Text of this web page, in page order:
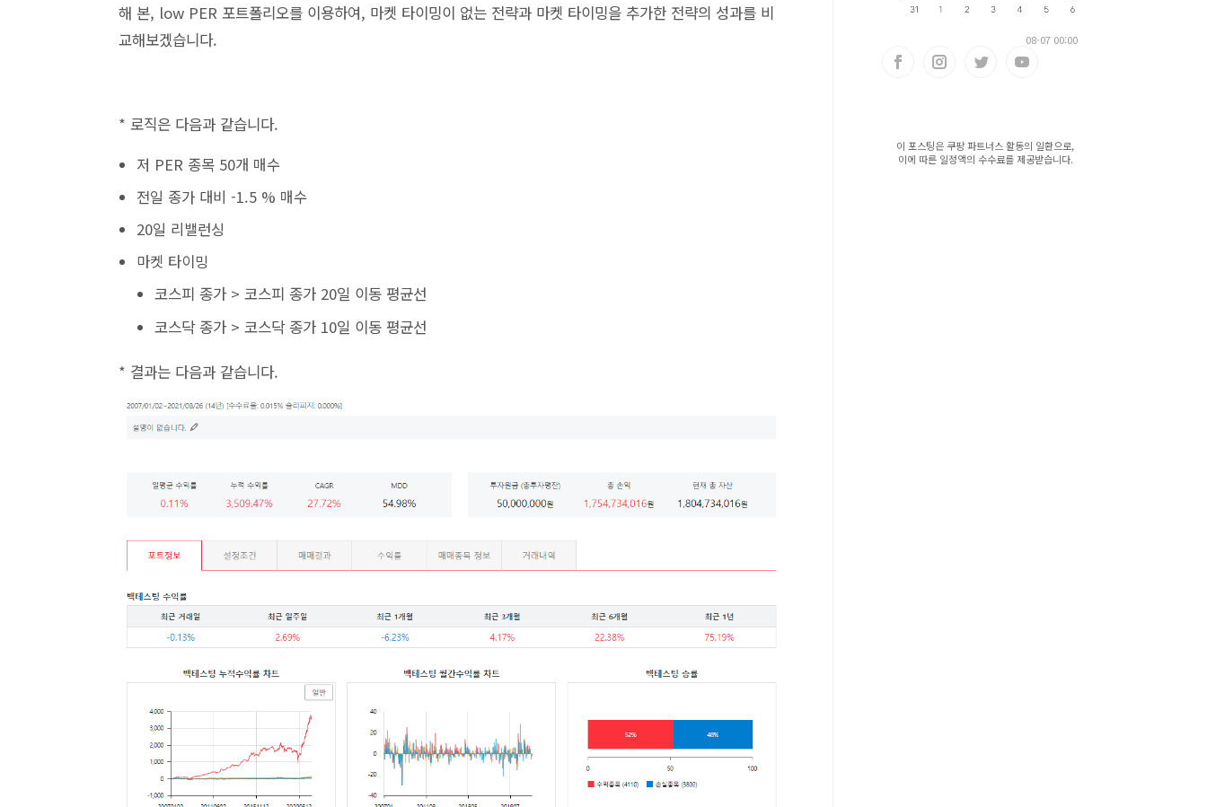
해 본, low PER 포트폴리오를 이용하여, 마켓 타이밍이 없는 전략과 마켓 타이밍을 추가한 전략의 성과를 비
교해보겠습니다.
* 로직은 다음과 같습니다.
저 PER 종목 50개 매수
전일 종가 대비 -1.5 % 매수
20일 리밸런싱
마켓 타이밍
코스피 종가 > 코스피 종가 20일 이동 평균선
코스닥 종가 > 코스닥 종가 10일 이동 평균선
* 결과는 다음과 같습니다.
08-07 00:00
이 포스팅은 쿠팡 파트너스 활동의 일환으로,
이에 따른 일정액의 수수료를 제공받습니다.